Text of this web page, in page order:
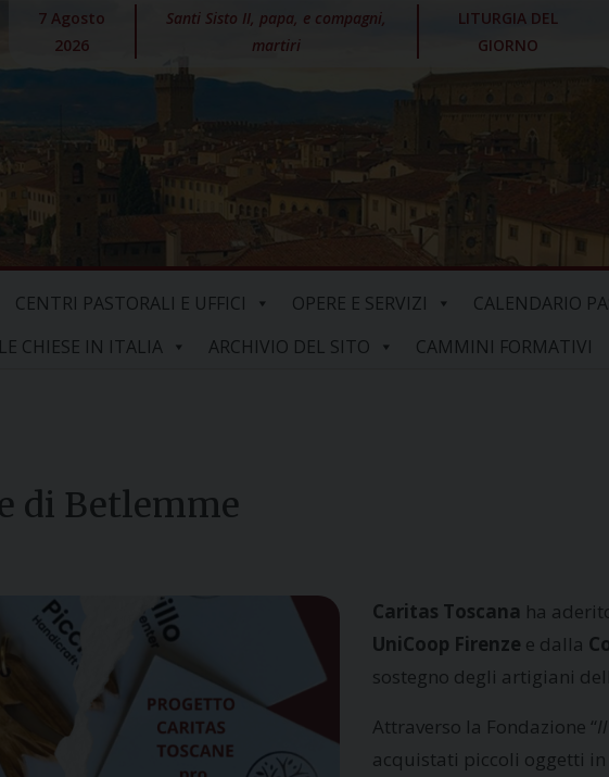
7 Agosto
2026
Santi Sisto II, papa, e compagni,
martiri
LITURGIA DEL
GIORNO
CENTRI PASTORALI E UFFICI OPERE E SERVIZI
CALENDARIO
CHIESE IN ITALIA
ARCHIVIO DEL SITO CAMMINI FORMATIVI
di Betlemme
Caritas Toscana ha
UniCoop Firenze e dalla
sostegno degli artigiani
Attraverso la Fondazione “
acquistati piccoli oggetti